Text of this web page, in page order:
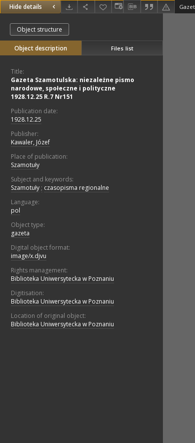
Hide details
Object structure
Object description Files list
Title:
Gazeta Szamotulska: niezależne pismo
narodowe, społeczne i polityczne
1928.12.25 R.7 Nr151
Publication date:
1928.12.25
Publisher:
Kawaler, Józef
Place of publication:
Szamotuły
Subject and keywords:
Szamotuły ; czasopisma regionalne
Language:
pol
Object type:
gazeta
Digital object format:
image/x.djvu
Rights management:
Biblioteka Uniwersytecka w Poznaniu
Digitisation:
Biblioteka Uniwersytecka w Poznaniu
Location of original object:
Biblioteka Uniwersytecka w Poznaniu